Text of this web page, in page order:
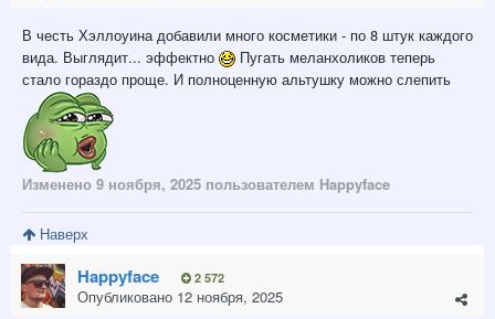
В честь Хэллоуина добавили много косметики - по 8 штук каждого
вида. Выглядит... эффектно
Пугать меланхоликов теперь
стало гораздо проще. И полноценную альтушку можно слепить
Изменено 9 ноября, 2025 пользователем Happyface
Наверх
Happyface 2 572
Опубликовано 12 ноября, 2025